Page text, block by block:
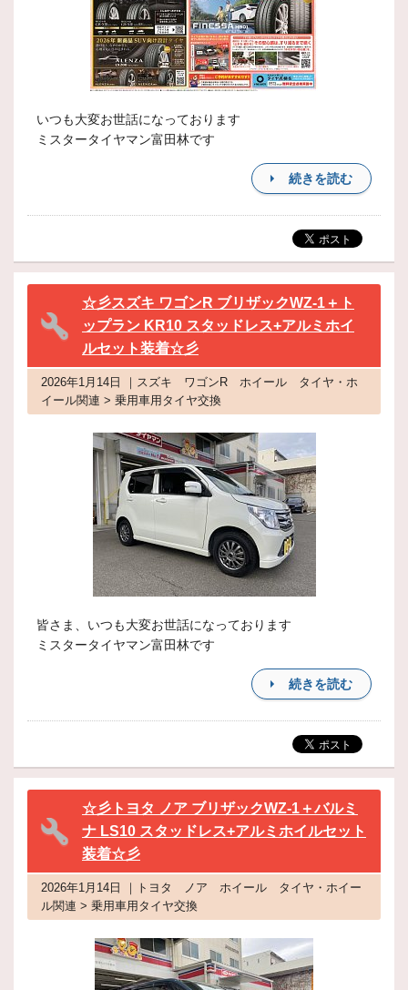
いつも大変お世話になっております
ミスタータイヤマン富田林です
続きを読む
☆彡スズキ ワゴンR ブリザックWZ-1＋ト
ップラン KR10 スタッドレス+アルミホイ
ルセット装着☆彡
2026年1月14日 ｜スズキ ワゴンR ホイール タイヤ・ホ
イール関連 > 乗用車用タイヤ交換
皆さま、いつも大変お世話になっております
ミスタータイヤマン富田林です
続きを読む
☆彡トヨタ ノア ブリザックWZ-1＋バルミ
ナ LS10 スタッドレス+アルミホイルセット
装着☆彡
2026年1月14日 ｜トヨタ ノア ホイール タイヤ・ホイー
ル関連 > 乗用車用タイヤ交換